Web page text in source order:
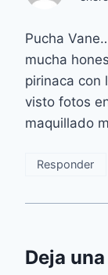
Pucha
mucha
pirinaca con
visto fotos
maquillado
Responder
Deja